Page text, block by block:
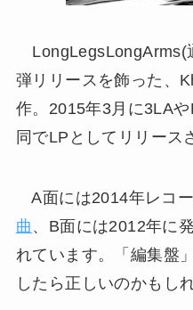
LongLegsLongArms(
弾リリースを飾った、
作。2015年3月に3LA
同でLPとしてリリース
A面には2014年レコ
曲 、B面には2012年に
れています。「編集盤
したら正しいのかもし